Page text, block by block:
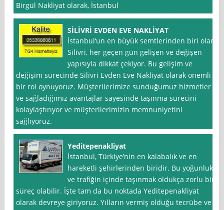
Birgül Nakliyat olarak, İstanbul
SİLİVRİ EVDEN EVE NAKLİYAT
İstanbul‘un en büyük semtlerinden biri olan
Silivri, her geçen gün gelişen ve değişen
yapısıyla dikkat çekiyor. Bu gelişim ve
değişim sürecinde Silivri Evden Eve Nakliyat olarak önemli
bir rol oynuyoruz. Müşterilerimize sunduğumuz hizmetler
ve sağladığımız avantajlar sayesinde taşınma sürecini
kolaylaştırıyor ve müşterilerimizin memnuniyetini
sağlıyoruz.
Yeditepenakliyat
İstanbul, Türkiye’nin en kalabalık ve en
hareketli şehirlerinden biridir. Bu yoğunluk
ve trafiğin içinde taşınmak oldukça zorlu bir
süreç olabilir. İşte tam da bu noktada Yeditepenakliyat
olarak devreye giriyoruz. Yılların vermiş olduğu tecrübe ve